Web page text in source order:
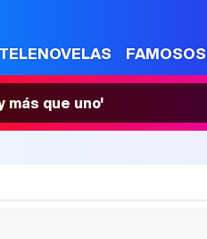
FAMOSOS
más que uno'